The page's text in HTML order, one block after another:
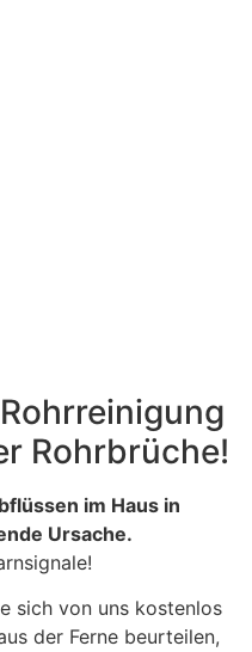
Rohrbrüche!
im Haus in
Ursache.
sich von uns kostenlos
der Ferne beurteilen,